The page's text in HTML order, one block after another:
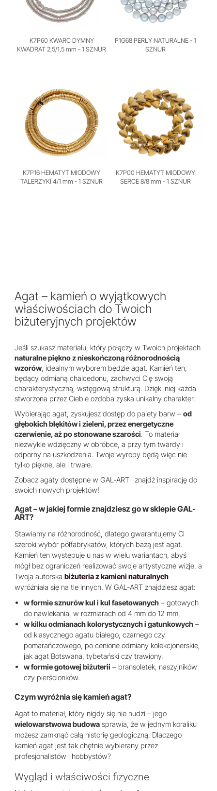
K7P60 KWARC DYMNY
KWADRAT 2,5/1,5 mm - 1 SZNUR
P1G68 PERŁY NATURALNE - 1
SZNUR
K7P16 HEMATYT MIODOWY
TALERZYKI 4/1 mm - 1 SZNUR
K7P00 HEMATYT MIODOWY
SERCE 8/8 mm - 1 SZNUR
Agat – kamień o wyjątkowych
właściwościach do Twoich
biżuteryjnych projektów
Jeśli szukasz materiału, który połączy w Twoich projektach
naturalne piękno z nieskończoną różnorodnością
wzorów, idealnym wyborem będzie agat. Kamień ten,
będący odmianą chalcedonu, zachwyci Cię swoją
charakterystyczną, wstęgową strukturą. Dzięki niej każda
stworzona przez Ciebie ozdoba zyska unikalny charakter.
Wybierając agat, zyskujesz dostęp do palety barw – od
głębokich błękitów i zieleni, przez energetyczne
czerwienie, aż po stonowane szarości. To materiał
niezwykle wdzięczny w obróbce, a przy tym twardy i
odporny na uszkodzenia. Twoje wyroby będą więc nie
tylko piękne, ale i trwałe.
Zobacz agaty dostępne w GAL-ART i znajdź inspirację do
swoich nowych projektów!
Agat – w jakiej formie znajdziesz go w sklepie GAL-
ART?
Stawiamy na różnorodność, dlatego gwarantujemy Ci
szeroki wybór półfabrykatów, których bazą jest agat.
Kamień ten występuje u nas w wielu wariantach, abyś
mógł bez ograniczeń realizować swoje artystyczne wizje, a
Twoja autorska biżuteria z kamieni naturalnych
wyróżniała się na tle innych. W GAL-ART znajdziesz agat:
w formie sznurów kul i kul fasetowanych – gotowych
do nawlekania, w rozmiarach od 4 mm do 12 mm,
w kilku odmianach kolorystycznych i gatunkowych –
od klasycznego agatu białego, czarnego czy
pomarańczowego, po cenione odmiany kolekcjonerskie,
jak agat Botswana, tybetański czy trawiony,
w formie gotowej biżuterii – bransoletek, naszyjników
czy pierścionków.
Czym wyróżnia się kamień agat?
Agat to materiał, który nigdy się nie nudzi – jego
wielowarstwowa budowa sprawia, że w jednym koraliku
możesz zamknąć całą historię geologiczną. Dlaczego
kamień agat jest tak chętnie wybierany przez
profesjonalistów i hobbystów?
Wygląd i właściwości fizyczne